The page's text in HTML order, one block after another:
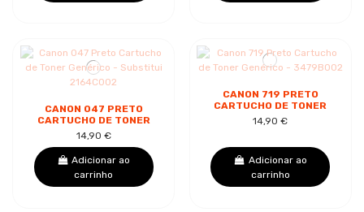
CANON 047 PRETO
CARTUCHO DE TONER
GENÉRICO -
SUBSTITUI 2164C002
14,90 €
Adicionar ao
carrinho
CANON 719 PRETO
CARTUCHO DE TONER
GENÉRICO - 3479B002
14,90 €
Adicionar ao
carrinho